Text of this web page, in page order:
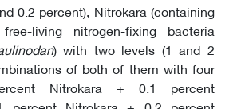
0.2 percent), Nitrokara (containing
living nitrogen-fixing bacteria
) with two levels (1 and 2
of both of them with four
Nitrokara + 0.1 percent